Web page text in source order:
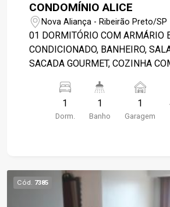
CONDOMÍNIO ALICE
Nova Aliança - Ribeirão Preto/SP
01 DORMITÓRIO COM ARMÁRIO
CONDICIONADO, BANHEIRO,
SACADA GOURMET, COZINHA
GARAGEM.
1
Dorm.
1
Banho
1
Garagem
Cód. 7385